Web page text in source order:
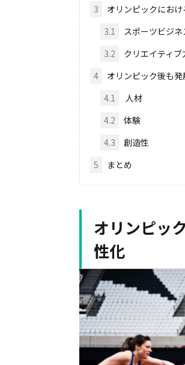
3
オリンピックにお
3.1
スポーツビジ
3.2
クリエイティ
4
オリンピック後も
4.1
人材
4.2
体験
4.3
創造性
5
まとめ
オリンピッ
性化